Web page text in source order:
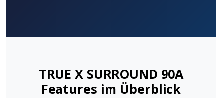
TRUE X SURROUND 90A
Features im Überblick